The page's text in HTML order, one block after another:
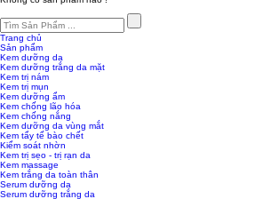
Trang chủ
Sản phẩm
Kem dưỡng da
Kem dưỡng trắng da mặt
Kem trị nám
Kem trị mụn
Kem dưỡng ẩm
Kem chống lão hóa
Kem chống nắng
Kem dưỡng da vùng mắt
Kem tẩy tế bào chết
Kiểm soát nhờn
Kem trị sẹo - trị rạn da
Kem massage
Kem trắng da toàn thân
Serum dưỡng da
Serum dưỡng trắng da